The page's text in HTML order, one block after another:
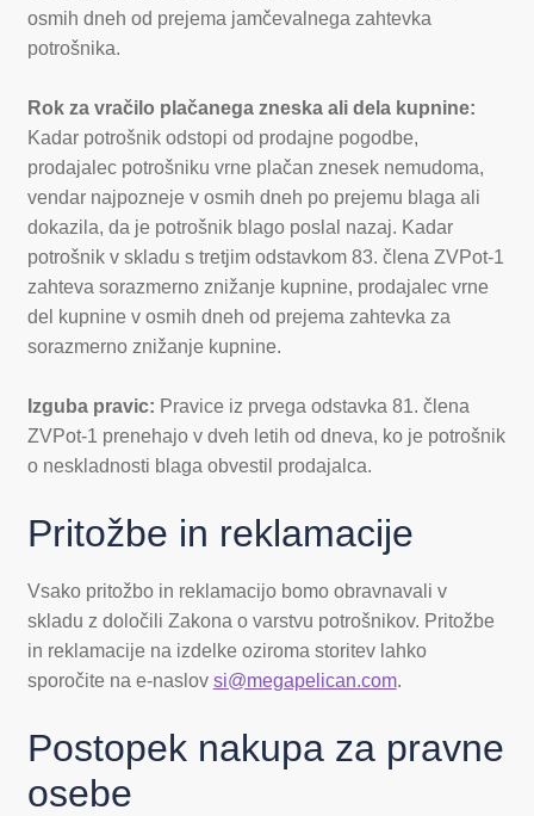
osmih dneh od prejema jamčevalnega zahtevka
potrošnika.
Rok za vračilo plačanega zneska ali dela kupnine:
Kadar potrošnik odstopi od prodajne pogodbe,
prodajalec potrošniku vrne plačan znesek nemudoma,
vendar najpozneje v osmih dneh po prejemu blaga ali
dokazila, da je potrošnik blago poslal nazaj. Kadar
potrošnik v skladu s tretjim odstavkom 83. člena ZVPot-1
zahteva sorazmerno znižanje kupnine, prodajalec vrne
del kupnine v osmih dneh od prejema zahtevka za
sorazmerno znižanje kupnine.
Izguba pravic: Pravice iz prvega odstavka 81. člena
ZVPot-1 prenehajo v dveh letih od dneva, ko je potrošnik
o neskladnosti blaga obvestil prodajalca.
Pritožbe in reklamacije
Vsako pritožbo in reklamacijo bomo obravnavali v
skladu z določili Zakona o varstvu potrošnikov. Pritožbe
in reklamacije na izdelke oziroma storitev lahko
sporočite na e-naslov si@megapelican.com.
Postopek nakupa za pravne
osebe